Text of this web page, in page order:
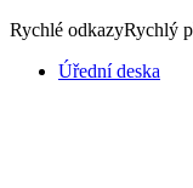
Rychlé odkazyRychlý
Úřední deska